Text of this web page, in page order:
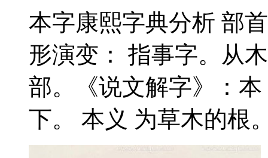
本字康熙字典分析 部
形演变： 指事字。从
部。《说文解字》：
下。 本义 为草木的根